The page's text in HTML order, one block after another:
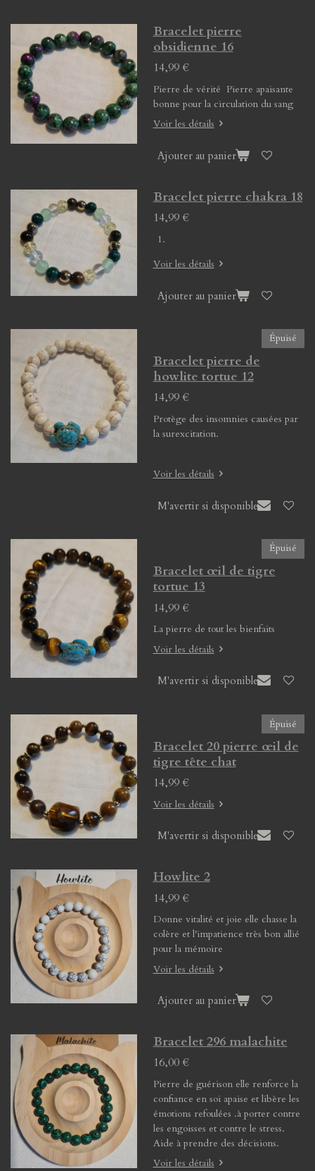
Bracelet pierre
obsidienne 16
14,99 €
Pierre de vérité Pierre apaisante
bonne pour la circulation du sang
Voir les détails
Ajouter au panier
Bracelet pierre chakra 18
14,99 €
Voir les détails
Ajouter au panier
Épuisé
Bracelet pierre de
howlite tortue 12
14,99 €
Protège des insomnies causées par
la surexcitation.
Voir les détails
M'avertir si disponible
Épuisé
Bracelet œil de tigre
tortue 13
14,99 €
La pierre de tout les bienfaits
Voir les détails
M'avertir si disponible
Épuisé
Bracelet 20 pierre œil de
tigre tête chat
14,99 €
Voir les détails
M'avertir si disponible
Howlite 2
14,99 €
Donne vitalité et joie elle chasse la
colère et l'impatience très bon allié
pour la mémoire
Voir les détails
Ajouter au panier
Bracelet 296 malachite
16,00 €
Pierre de guérison elle renforce la
confiance en soi apaise et libère les
émotions refoulées .à porter contre
les engoisses et contre le stress.
Aide à prendre des décisions.
Voir les détails